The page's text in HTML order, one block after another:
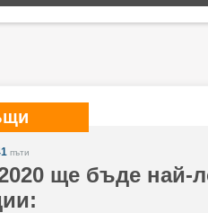
пъти
ще бъде най-